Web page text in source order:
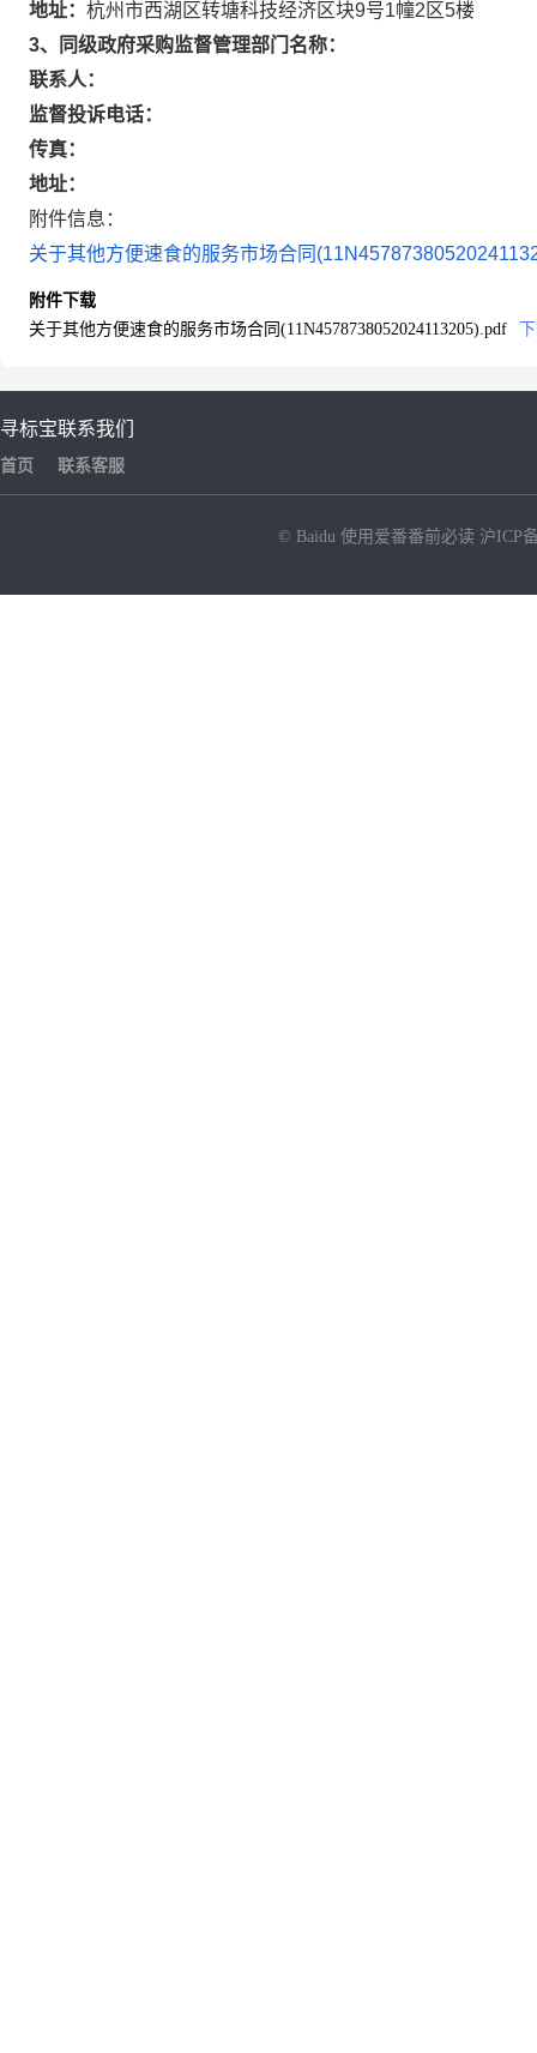
地址： 杭州市西湖区转塘科技经济区块9号1幢2区5楼
3、同级政府采购监督管理部门名称：
联系人：
监督投诉电话：
传真：
地址：
附件信息：
关于其他方便速食的服务市场合同
附件下载
关于其他方便速食的服务市场合同(11N4578738052024113205).pdf
寻标宝
首页
联系我们
联系客服
© Baidu 使用爱番番前必读 沪ICP